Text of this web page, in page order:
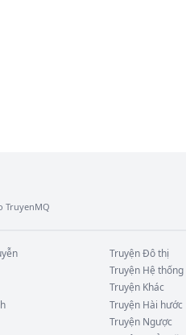
TruyenMQ
TruyệnĐô thị
Truyện Hệ thống
Truyện Khác
Truyện Hài hước
Truyện Ngược